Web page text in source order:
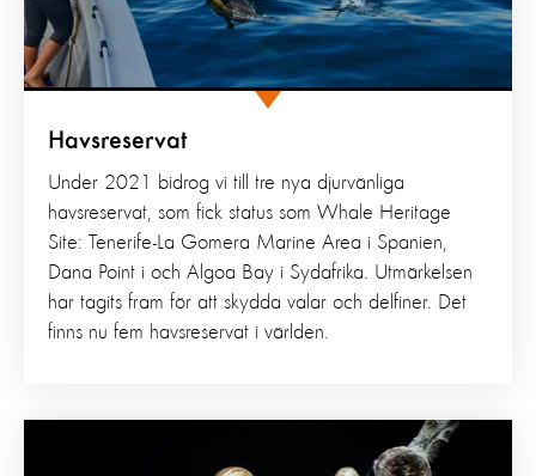
Havsreservat
Under 2021 bidrog vi till tre nya djurvänliga
havsreservat, som fick status som Whale Heritage
Site: Tenerife-La Gomera Marine Area i Spanien,
Dana Point i och Algoa Bay i Sydafrika. Utmärkelsen
har tagits fram för att skydda valar och delfiner. Det
finns nu fem havsreservat i världen.